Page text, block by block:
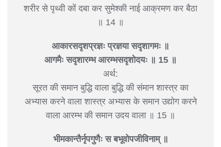
शरीर से पृथ्वी कों दबा कर सुमेश्की नाई आक्रमण कर बैठा
॥ 14 ॥
आकारसदृशप्रज्ञः प्रज्ञया सदृशागमः ॥
आगमैः सदृशारम्भ आरम्भसदृशोदयः ॥ 15 ॥
अर्थ:
सूरत की समान बुद्धि वाला बुद्धि की संमान शास्त्र का
अभ्यास करने वाला शास्त्र अभ्यास के समान उद्योग करने
वाला आरम्भ की समान उदय वाला ॥ 15 ॥
भीमकान्तैर्नृपगुणैः स बभूवोपजीविनाम् ॥